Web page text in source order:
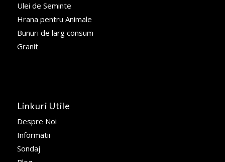
Ulei de Seminte
Hrana pentru Animale
Bunuri de larg consum
Granit
Linkuri Utile
Despre Noi
Informatii
Sondaj